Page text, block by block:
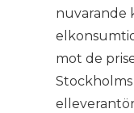
nuvarande
mot de